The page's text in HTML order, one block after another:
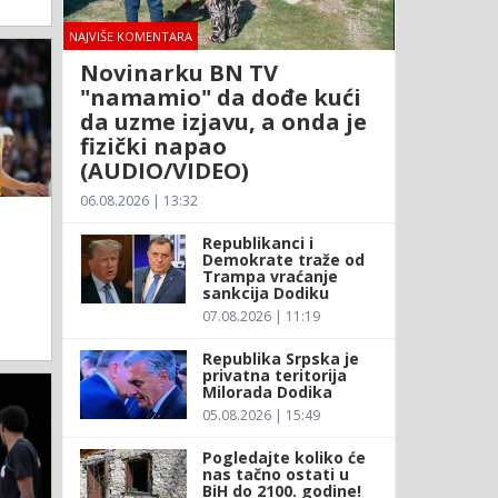
NAJVIŠE KOMENTARA
Novinarku BN TV
"namamio" da dođe kući
da uzme izjavu, a onda je
fizički napao
(AUDIO/VIDEO)
06.08.2026 | 13:32
Republikanci i
Demokrate traže od
Trampa vraćanje
sankcija Dodiku
07.08.2026 | 11:19
Republika Srpska je
privatna teritorija
Milorada Dodika
05.08.2026 | 15:49
Pogledajte koliko će
nas tačno ostati u
BiH do 2100. godine!